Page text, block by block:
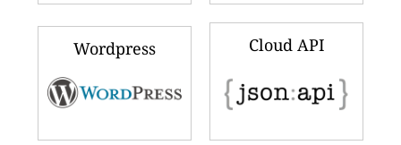
Wordpress Cloud API